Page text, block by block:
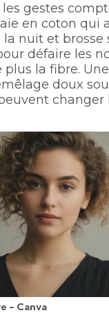
gestes
en coton qui
nuit et brosse
défaire les
la fibre.
doux
changer
- Canva